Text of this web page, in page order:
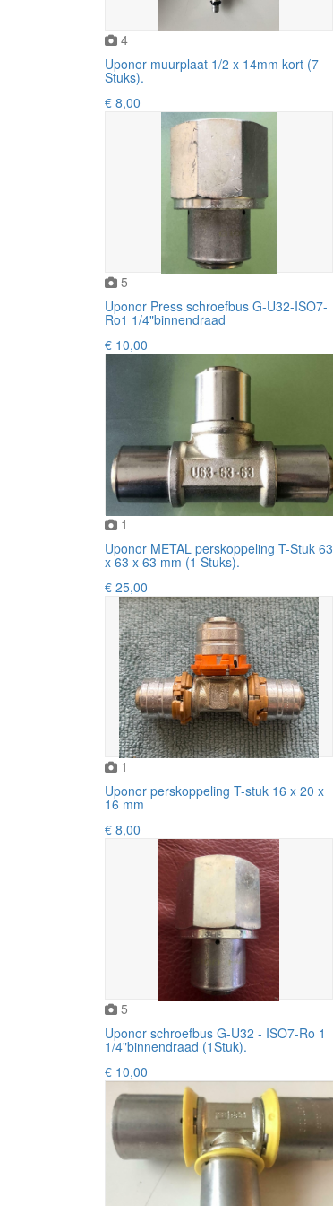
4
Uponor muurplaat 1/2 x 14mm kort (7
Stuks).
€ 8,00
5
Uponor Press schroefbus G-U32-ISO7-
Ro1 1/4"binnendraad
€ 10,00
1
Uponor METAL perskoppeling T-Stuk 63
x 63 x 63 mm (1 Stuks).
€ 25,00
1
Uponor perskoppeling T-stuk 16 x 20 x
16 mm
€ 8,00
5
Uponor schroefbus G-U32 - ISO7-Ro 1
1/4"binnendraad (1Stuk).
€ 10,00